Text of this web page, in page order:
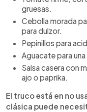
gruesas.
Cebolla morada
para dulzor.
Pepinillos para
Aguacate para
Salsa casera con
ajo o paprika.
El truco está en no
clásica puede